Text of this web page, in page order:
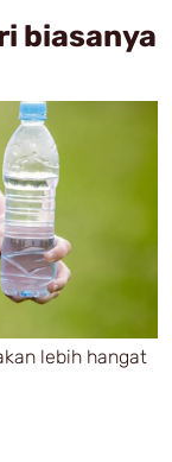
biasanya
lebih hangat